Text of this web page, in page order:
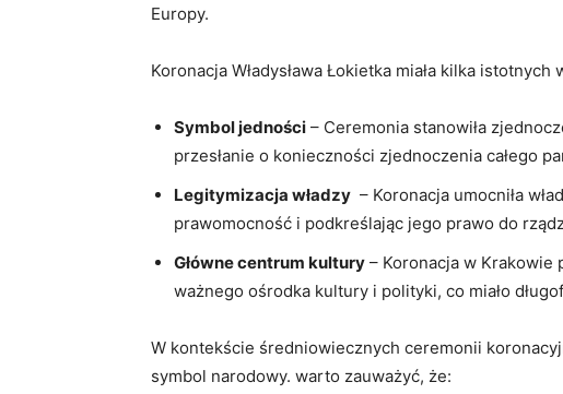
Europy.
Koronacja Władysława​ Łokietka miała kilka istotnych
Symbol jedności –​ Ceremonia ⁢stanowiła
przesłanie o konieczności‌ zjednoczenia całego
Legitymizacja władzy
– Koronacja‍ umocniła
prawomocność i podkreślając jego ⁣prawo‌ do
Główne centrum kultury – Koronacja w Krakowie
ważnego​ ośrodka kultury i polityki, co miało
W kontekście średniowiecznych ceremonii
symbol narodowy.‍ warto zauważyć, że: